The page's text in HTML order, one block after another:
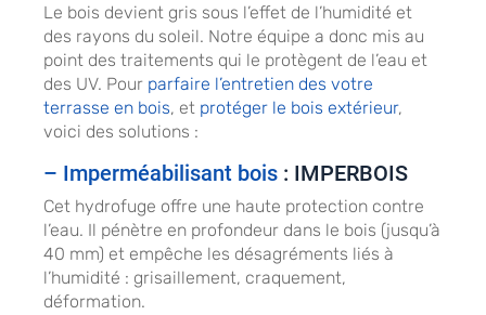
Le bois devient gris sous l’effet de l’humidité et
des rayons du soleil. Notre équipe a donc mis au
point des traitements qui le protègent de l’eau et
des UV. Pour parfaire l’entretien des votre
terrasse en bois, et protéger le bois extérieur,
voici des solutions :
– Imperméabilisant bois : IMPERBOIS
Cet hydrofuge offre une haute protection contre
l’eau. Il pénètre en profondeur dans le bois (jusqu’à
40 mm) et empêche les désagréments liés à
l’humidité : grisaillement, craquement,
déformation.